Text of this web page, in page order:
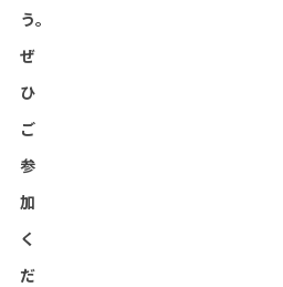
う。
ぜ
ひ
ご
参
加
く
だ